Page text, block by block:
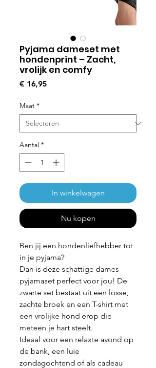
Pyjama dameset met
hondenprint – Zacht,
vrolijk en comfy
€ 16,95Prijs
Maat *
Aantal *
In winkelwagen
Nu kopen
Ben jij een hondenliefhebber tot
in je pyjama?
Dan is deze schattige dames
pyjamaset perfect voor jou! De
zwarte set bestaat uit een losse,
zachte broek en een T-shirt met
een vrolijke hond erop die
meteen je hart steelt.
Ideaal voor een relaxte avond op
de bank, een luie
zondagochtend of als cadeau